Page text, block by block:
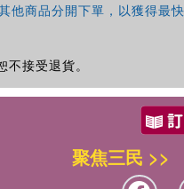
商品分開下單，以獲得最
接受退貨。
聚焦三民 >>